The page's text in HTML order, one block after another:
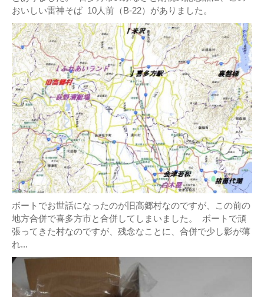
おいしい雷神そば 10人前（B-22）がありました。
ボートでお世話になったのが旧高郷村なのですが、この前の
地方合併で喜多方市と合併してしまいました。 ボートで頑
張ってきた村なのですが、残念なことに、合併で少し影が薄
れ...